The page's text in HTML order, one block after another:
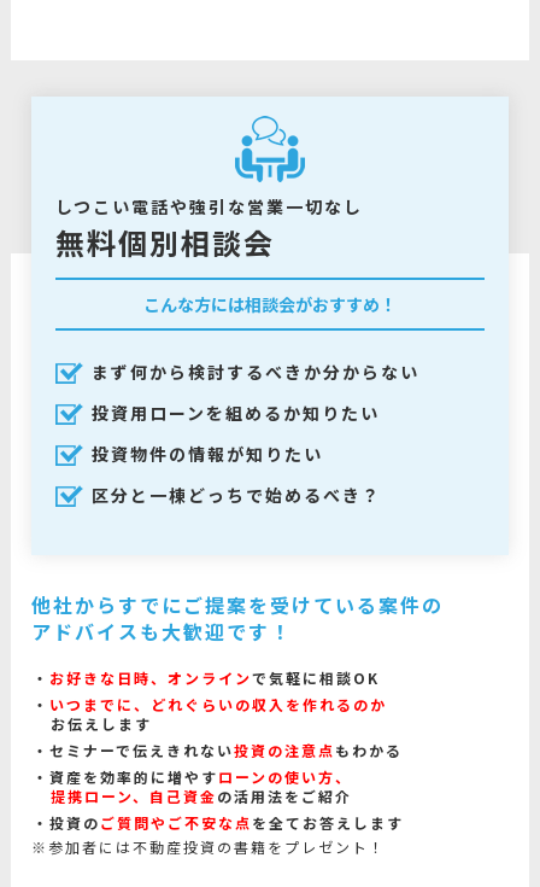
しつこい電話や強引な営業一切なし
無料個別相談会
こんな方には相談会がおすすめ！
まず何から検討するべきか分からない
投資用ローンを組めるか知りたい
投資物件の情報が知りたい
区分と一棟どっちで始めるべき？
他社からすでにご提案を受けている案件の
アドバイスも大歓迎です！
お好きな日時、オンラインで気軽に相談OK
いつまでに、どれぐらいの収入を作れるのか
お伝えします
セミナーで伝えきれない投資の注意点 もわかる
資産を効率的に増やすローンの使い方、
提携ローン、自己資金の活用法をご紹介
投資のご質問やご不安な点 を全てお答えします
※参加者には不動産投資の書籍をプレゼント！